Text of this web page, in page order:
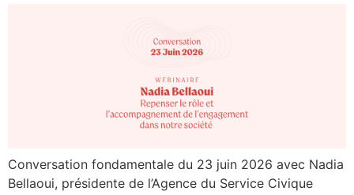
Conversation fondamentale du 23 juin 2026 avec Nadia
Bellaoui, présidente de l’Agence du Service Civique